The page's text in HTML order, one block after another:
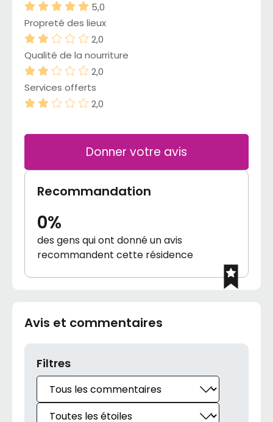
5,0
Propreté des lieux
2,0
Qualité de la nourriture
2,0
Services offerts
2,0
Donner votre avis
Recommandation
0%
des gens qui ont donné un avis
recommandent cette résidence
Avis et commentaires
Filtres